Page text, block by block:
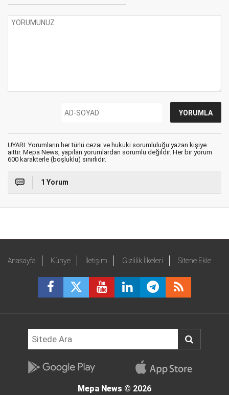
UYARI: Yorumların her türlü cezai ve hukuki sorumluluğu yazan kişiye
aittir. Mepa News, yapılan yorumlardan sorumlu değildir. Her bir yorum
600 karakterle (boşluklu) sınırlıdır.
1 Yorum
Anasayfa Künye İletişim Gizlilik İlkeleri Sitene Ekle
Mepa News © 2026